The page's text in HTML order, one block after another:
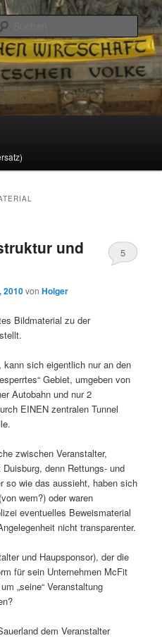
und
2010vonHolger
5
Bildmaterial zu der
sich eigentlich nur an den
Gebiet, umgeben von
Autobahn und nur 2
EINEN zentralen Tunnel
zwischen Veranstalter,
denn Rettungs- und
so wie das aussieht, haben sich
wem?) oder waren
eventuelles Beweismaterial
nicht transparenter.
und Haupsponsor), der die
für sein Unternehmen McFit
„seine“ Veranstaltung
dem Veranstalter